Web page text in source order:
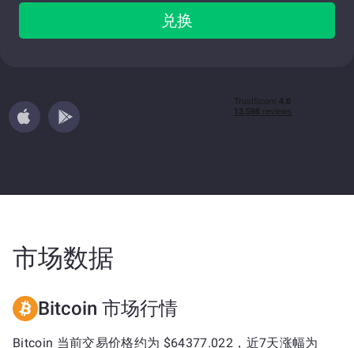
兑换
市场数据
Bitcoin 市场行情
Bitcoin 当前交易价格约为 $64377.022，近7天涨幅为